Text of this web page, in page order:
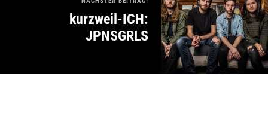
kurzweil-ICH:
JPNSGRLS